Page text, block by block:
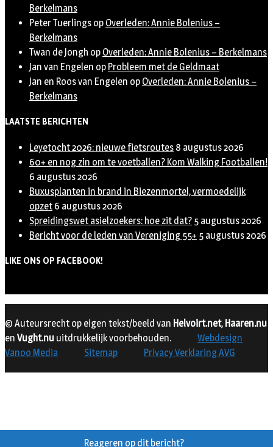
Berkelmans
Peter Tuerlings op Overleden: Annie Bolenius –
Berkelmans
Twan de Jongh op Overleden: Annie Bolenius – Berkelmans
Jan van Engelen op Probleem met de Geldmaat
Jan en Roos van Engelen op Overleden: Annie Bolenius –
Berkelmans
LAATSTE BERICHTEN
Leyetocht 2026: nieuwe fietsroutes 8 augustus 2026
60+ en nog zin om te voetballen? Kom Walking Footballen!
6 augustus 2026
Buxusplanten in brand in Biezenmortel, vermoedelijk
opzet 6 augustus 2026
Spreidingswet asielzoekers: hoe zit dat? 5 augustus 2026
Bericht voor de leden van Vereniging 55+ 5 augustus 2026
LIKE ONS OP FACEBOOK!
Reageren op dit bericht?
© Auteursrecht op eigen tekst/beeld van Helvoirt.net, Haaren.nu
en Vught.nu uitdrukkelijk voorbehouden.
Webdesign
Vanoo Media
Sitemap Privacy Verklaring AVG